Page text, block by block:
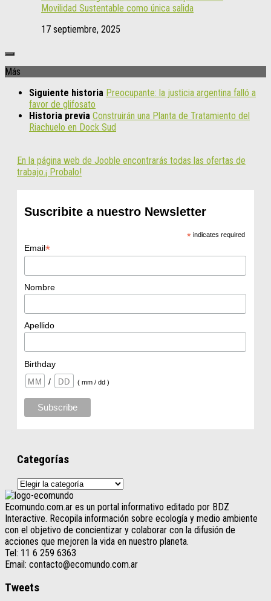
Movilidad Sustentable como única salida
17 septiembre, 2025
Más
Siguiente historia Preocupante: la justicia argentina falló a
favor de glifosato
Historia previa Construirán una Planta de Tratamiento del
Riachuelo en Dock Sud
En la página web de Jooble encontrarás todas las ofertas de
trabajo.¡ Probalo!
Suscribite a nuestro Newsletter
*indicates required
Email*
Nombre
Apellido
Birthday
/
( mm / dd )
Categorías
Categorías
Ecomundo.com.ar es un portal informativo editado por BDZ
Interactive. Recopila información sobre ecología y medio ambiente
con el objetivo de concientizar y colaborar con la difusión de
acciones que mejoren la vida en nuestro planeta.
Tel: 11 6 259 6363
Email: contacto@ecomundo.com.ar
Tweets